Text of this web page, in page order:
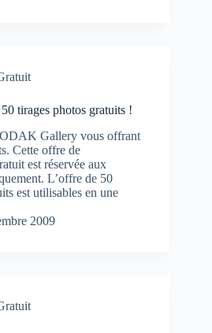
tirages photos gratuits !
Gallery vous offrant
Cette offre de
est réservée aux
L’offre de 50
est utilisables en une
2009